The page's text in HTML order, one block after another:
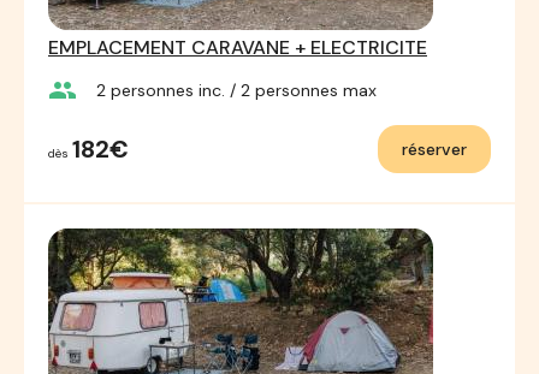
EMPLACEMENT CARAVANE + ELECTRICITE
group 2 personnes inc. / 2 personnes max
dès 182€ réserver